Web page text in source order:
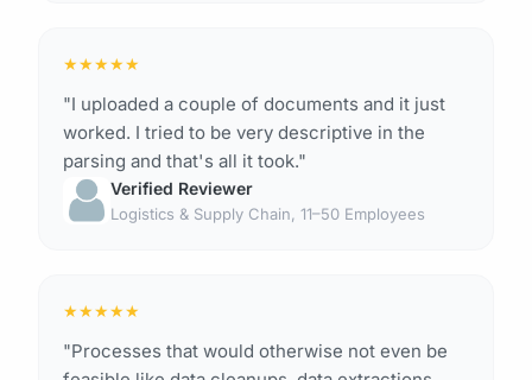
★★★★★
"I uploaded a couple of documents and it just
worked. I tried to be very descriptive in the
parsing and that's all it took."
Verified Reviewer
Logistics & Supply Chain, 11–50 Employees
★★★★★
"Processes that would otherwise not even be